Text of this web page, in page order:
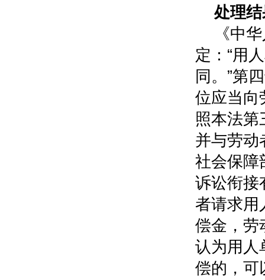
处理
《中
定：“用
同。”第
位应当向
照本法第
并与劳动
社会保障
诉讼衔接
者请求用
偿金，劳
认为用人
偿的，可